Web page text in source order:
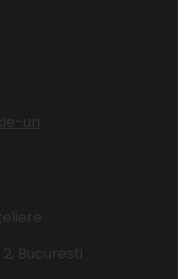
uri
Bucuresti